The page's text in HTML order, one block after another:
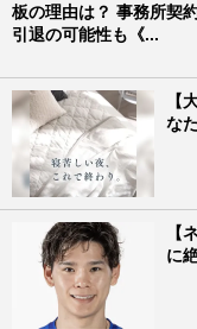
板の理由は？ 事務所契
引退の可能性も《...
【
な
【
に